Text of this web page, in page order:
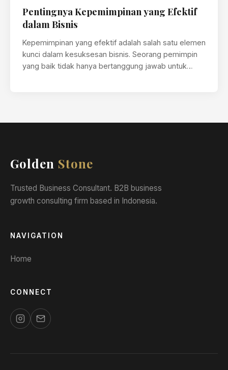
Pentingnya Kepemimpinan yang Efektif
dalam Bisnis
Kepemimpinan yang efektif adalah salah satu elemen
kunci dalam kesuksesan bisnis. Seorang pemimpin
yang baik tidak hanya bertanggung jawab untuk…
Golden Stone
Trusted Business Consultant. B2B business
growth consulting firm based in Indonesia.
NAVIGATION
Home
CONNECT